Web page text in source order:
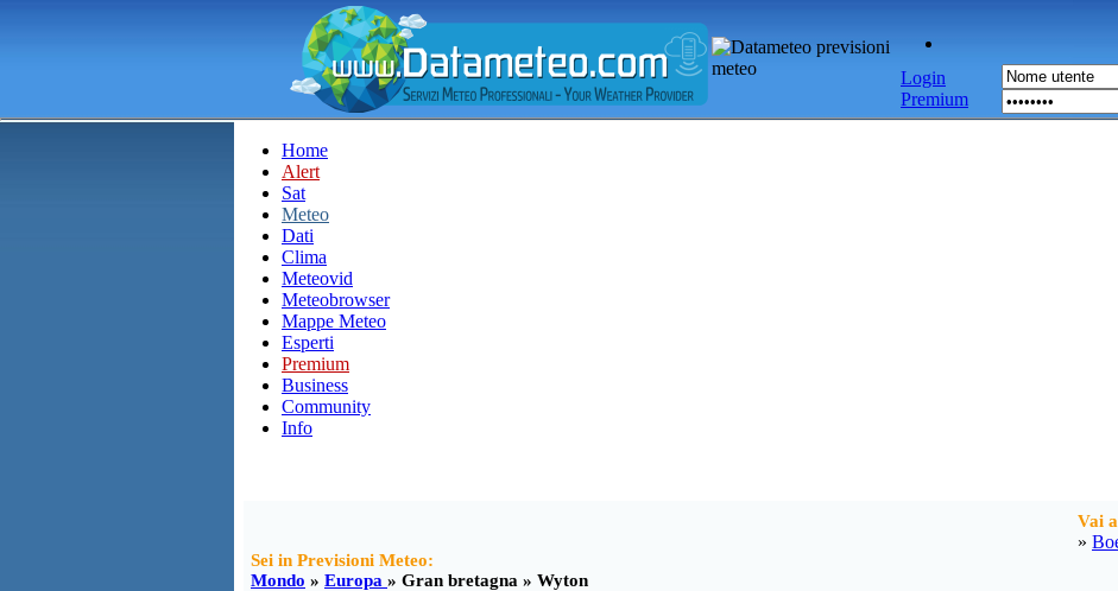
Login
Premium
Home
Alert
Sat
Meteo
Dati
Clima
Meteovid
Meteobrowser
Mappe Meteo
Esperti
Premium
Business
Community
Info
Vai
»
Sei in Previsioni Meteo:
Mondo » Europa » Gran bretagna » Wyton